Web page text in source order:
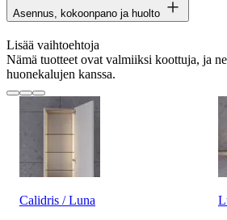
Asennus, kokoonpano ja huolto
Lisää vaihtoehtoja
Nämä tuotteet ovat valmiiksi koottuja, ja
huonekalujen kanssa.
Calidris / Luna